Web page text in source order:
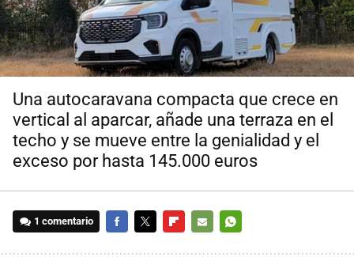
Una autocaravana compacta que crece en
vertical al aparcar, añade una terraza en el
techo y se mueve entre la genialidad y el
exceso por hasta 145.000 euros
1 comentario